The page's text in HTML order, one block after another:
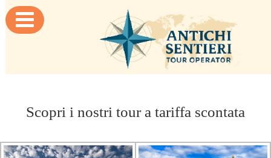

Scopri i nostri tour a tariffa scontata